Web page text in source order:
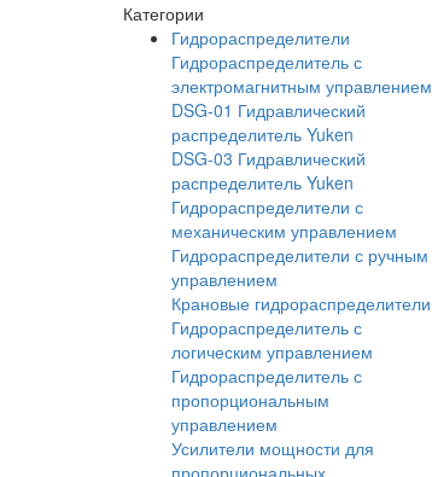
Категории
Гидрораспределители
Гидрораспределитель с
электромагнитным управлением
DSG-01 Гидравлический
распределитель Yuken
DSG-03 Гидравлический
распределитель Yuken
Гидрораспределители с
механическим управлением
Гидрораспределители с ручным
управлением
Крановые гидрораспределители
Гидрораспределитель с
логическим управлением
Гидрораспределитель с
пропорциональным
управлением
Усилители мощности для